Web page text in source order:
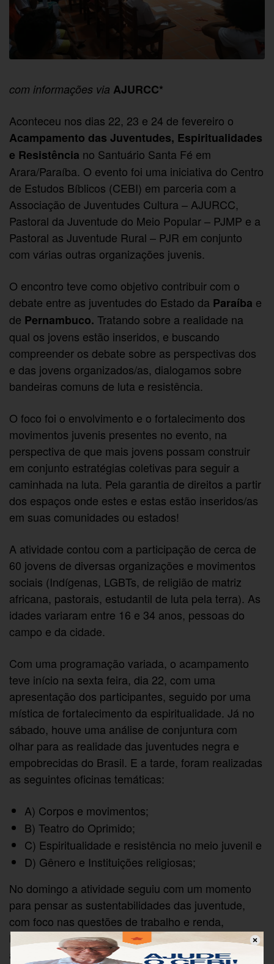
com informações via AJURCC*
Aconteceu nos dias 22, 23 e 24 de fevereiro o
Acampamento das Juventudes, Espiritualidades
e Resistência no Santuário Santa Fé em
Arara/Paraíba. O evento foi uma iniciativa do Centro
de Estudos Bíblicos (CEBI) em parceria com a
Associação de Juventudes Cultura – AJURCC,
Pastoral da Juventude do Meio Popular – PJMP e a
Pastoral as Juventude Rural – PJR em conjunto
com várias outras organizações juvenis.
O encontro teve como objetivo contribuir com o
debate entre as juventudes do Estado da Paraíba e
de Pernambuco. Tratando sobre a realidade na
qual os jovens estão inseridos, e buscando
compreender os debate sobre as perspectivas dos
e das jovens organizados/as, dialogamos sobre
bandeiras comuns de luta e resistência.
O foco foi o envolvimento e o fortalecimento dos
movimentos juvenis presentes no evento, na
perspectiva de que mais jovens possam construir
em conjunto estratégias coletivas para seguir a
caminhada na luta. Pela garantia de direitos a partir
dos espaços onde estes e estas estão inseridos/as
em suas comunidades ou estados!
A atividade contou com a participação de cerca de
60 jovens de diversas organizações e movimentos
sociais (Indígenas, LGBTs, de religião de matriz
africana, pastorais, estudantil de luta pela terra). As
idades variaram entre 16 e 34 anos, pessoas do
campo e da cidade.
Com uma programação variada, o acampamento
teve início na sexta feira, dia 22, com uma
apresentação dos participantes, seguido por uma
mística de fortalecimento da espiritualidade. Já no
sábado, houve uma análise de conjuntura com
olhar para as realidade das juventudes negra e
empobrecidas do Brasil. E a tarde, foram realizadas
as seguintes oficinas temáticas:
A) Corpos e movimentos;
B) Teatro do Oprimido;
C) Espiritualidade e resistência no meio juvenil e
D) Gênero e Instituições religiosas;
No domingo a atividade seguiu com um momento
para pensar as sustentabilidades das juventude,
com foco nas questões de trabalho e renda,
buscando perspectivas individuais e coletivas de se
auto sustentar.